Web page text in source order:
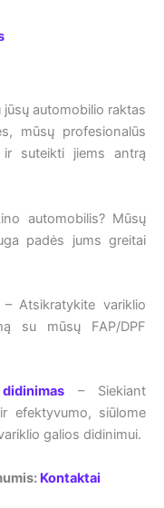
jūsų automobilio raktas
mūsų profesionalūs
suteikti jiems antrą
automobilis? Mūsų
padės jums greitai
– Atsikratykite variklio
su mūsų FAP/DPF
– Siekiant
efektyvumo, siūlome
galios didinimui.
Kontaktai